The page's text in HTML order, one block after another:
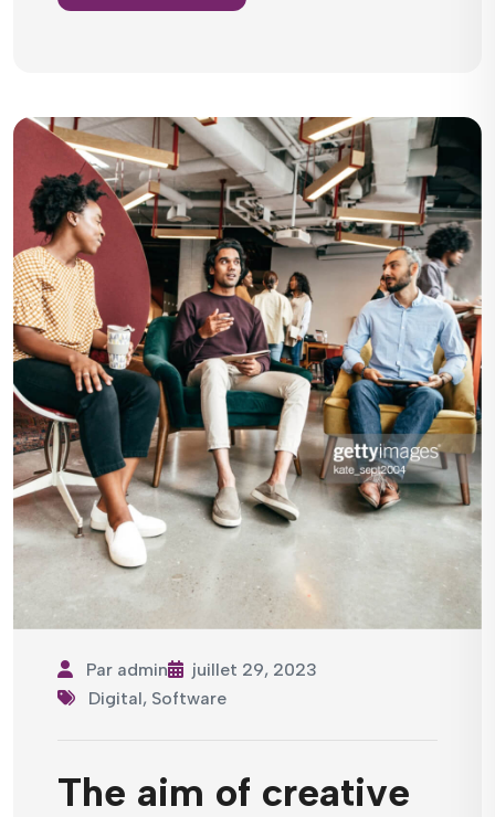
Par admin
juillet 29, 2023
Digital, Software
The aim of creative